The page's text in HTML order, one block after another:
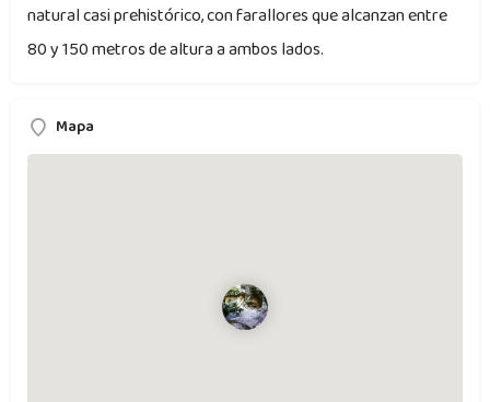
natural casi prehistórico, con farallores que alcanzan entre
80 y 150 metros de altura a ambos lados.
Mapa